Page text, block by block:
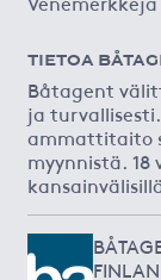
TIETOA
Båtagent
ja
ammattitaito
myynnistä.